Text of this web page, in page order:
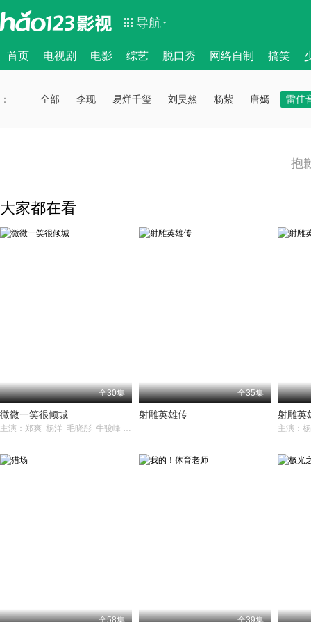
导航
首页 电视剧 电影 综艺 脱口秀 网络自制 搞笑
：： 全部 李现 易烊千玺 刘昊然 杨紫 唐嫣 雷佳
抱
大家都在看
全30集
微微一笑很倾城
主演：郑爽 杨洋 毛晓彤 牛骏峰 崔航
全35集
射雕英雄传 射雕英
全58集 全39集